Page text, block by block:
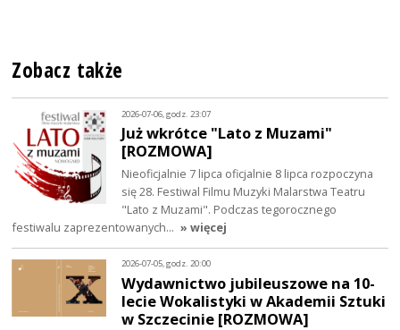
Zobacz także
2026-07-06, godz. 23:07
Już wkrótce "Lato z Muzami"
[ROZMOWA]
Nieoficjalnie 7 lipca oficjalnie 8 lipca rozpoczyna
się 28. Festiwal Filmu Muzyki Malarstwa Teatru
"Lato z Muzami". Podczas tegorocznego
festiwalu zaprezentowanych… » więcej
2026-07-05, godz. 20:00
Wydawnictwo jubileuszowe na 10-
lecie Wokalistyki w Akademii Sztuki
w Szczecinie [ROZMOWA]